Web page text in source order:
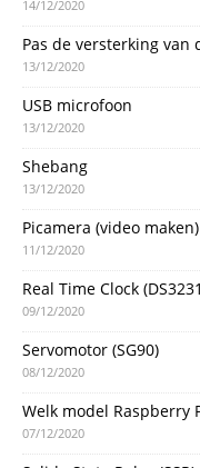
14/12/2020
Pas de versterking van
13/12/2020
USB microfoon
13/12/2020
Shebang
13/12/2020
Picamera (video maken)
11/12/2020
Real Time Clock
09/12/2020
Servomotor (SG90)
08/12/2020
Welk model Raspberry
07/12/2020